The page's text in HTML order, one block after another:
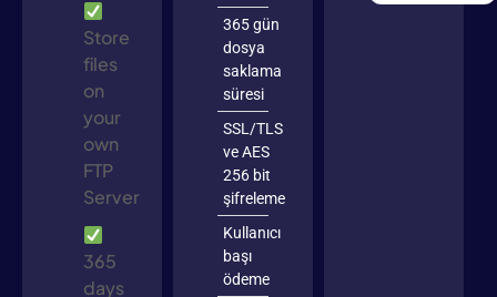
Store
files
on
your
own
FTP
Server
365
days
365 gün
dosya
saklama
süresi
SSL/TLS
ve AES
256 bit
şifreleme
Kullanıcı
başı
ödeme